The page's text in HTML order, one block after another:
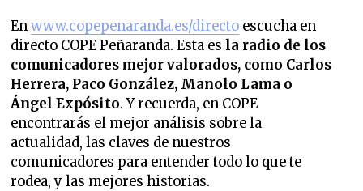
Enwww.copepenaranda.es/directo escucha en
directo COPE Peñaranda. Esta es la radio de los
comunicadores mejor valorados, como Carlos
Herrera, Paco González, Manolo Lama o
Ángel Expósito. Y recuerda, en COPE
encontrarás el mejor análisis sobre la
actualidad, las claves de nuestros
comunicadores para entender todo lo que te
rodea, y las mejores historias.